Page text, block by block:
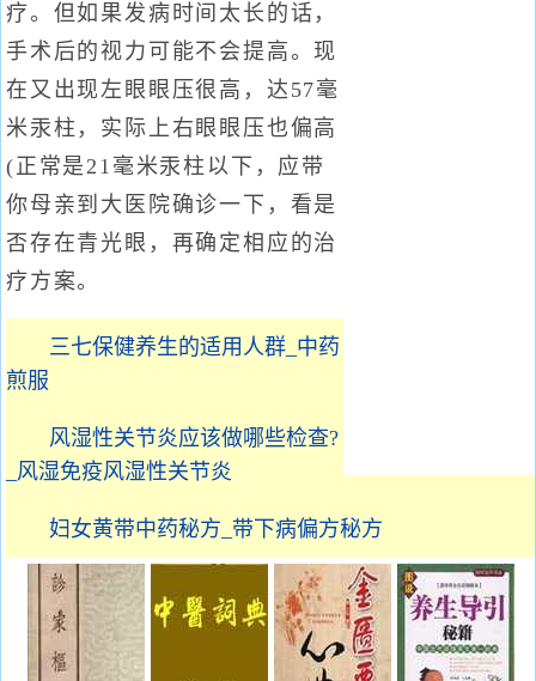
疗。但如果发病时间太长的话，
手术后的视力可能不会提高。现
在又出现左眼眼压很高，达57毫
米汞柱，实际上右眼眼压也偏高
(正常是21毫米汞柱以下，应带
你母亲到大医院确诊一下，看是
否存在青光眼，再确定相应的治
疗方案。
三七保健养生的适用人群_中药
煎服
风湿性关节炎应该做哪些检查?
_风湿免疫风湿性关节炎
妇女黄带中药秘方_带下病偏方秘方